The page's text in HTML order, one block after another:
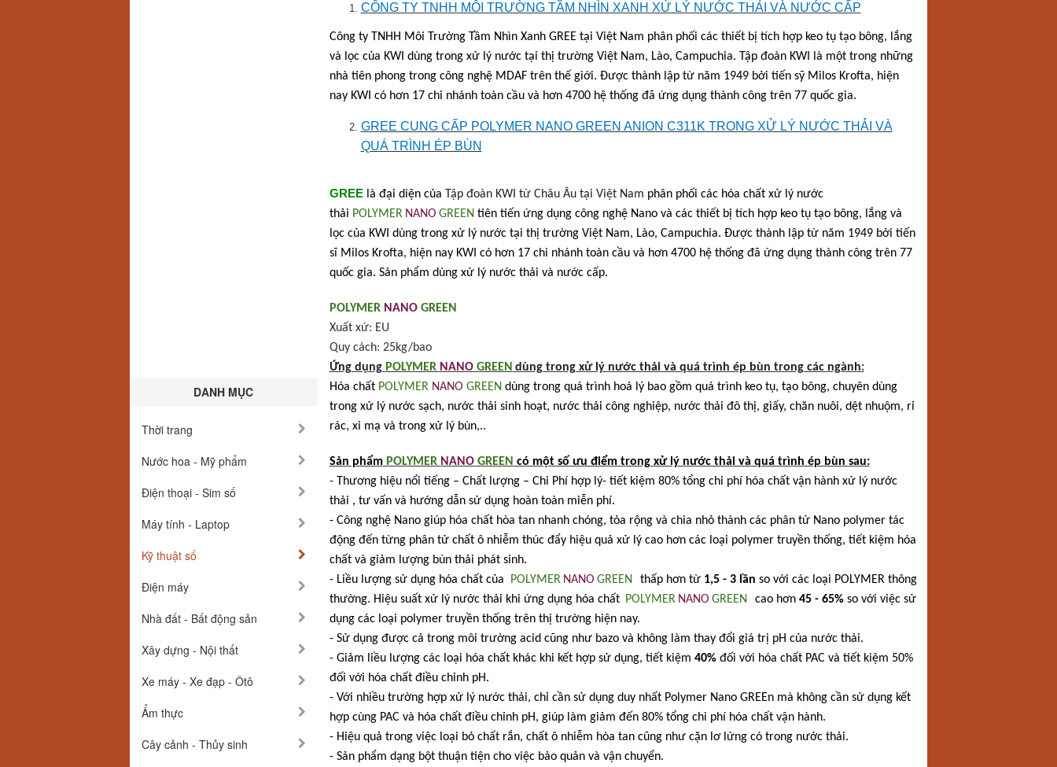
DANH MỤC
Thời trang
Nước hoa - Mỹ phẩm
Điện thoại - Sim số
Máy tính - Laptop
Kỹ thuật số
Điện máy
Nhà đất - Bất động sản
Xây dựng - Nội thất
Xe máy - Xe đạp - Ôtô
Ẩm thực
Cây cảnh - Thủy sinh
CÔNG TY TNHH MÔI TRƯỜNG TẦM NHÌN XANH XỬ LÝ NƯỚC THẢI VÀ NƯỚC CẤP
Công ty TNHH Môi Trường Tầm Nhìn Xanh GREE tại Việt Nam phân phối các thiết bị tích hợp keo tụ tạo bông, lắng
và lọc của KWI dùng trong xử lý nước tại thị trường Việt Nam, Lào, Campuchia. Tập đoàn KWI là một trong những
nhà tiên phong trong công nghệ MDAF trên thế giới. Được thành lập từ năm 1949 bởi tiến sỹ Milos Krofta, hiện
nay KWI có hơn 17 chi nhánh toàn cầu và hơn 4700 hệ thống đã ứng dụng thành công trên 77 quốc gia.
GREE CUNG CẤP POLYMER NANO GREEN ANION C311K TRONG XỬ LÝ NƯỚC THẢI VÀ
QUÁ TRÌNH ÉP BÙN
GREElà đại diện của Tập đoàn KWI từ Châu Âu tại Việt Nam phân phối các hóa chất xử lý nước
thải POLYMER NANO GREEN tiên tiến ứng dụng công nghệ Nano và các thiết bị tích hợp keo tụ tạo bông, lắng và
lọc của KWI dùng trong xử lý nước tại thị trường Việt Nam, Lào, Campuchia. Được thành lập từ năm 1949 bởi tiến
sĩ Milos Krofta, hiện nay KWI có hơn 17 chi nhánh toàn cầu và hơn 4700 hệ thống đã ứng dụng thành công trên 77
quốc gia. Sản phẩm dùng xử lý nước thải và nước cấp.
POLYMER NANOGREEN
Xuất xứ: EU
Quy cách: 25kg/bao
Ứng dụng POLYMER NANOGREEN dùng trong xử lý nước thải và quá trình ép bùn trong các ngành:
Hóa chấtPOLYMER NANO GREEN dùng trong quá trình hoá lý bao gồm quá trình keo tụ, tạo bông, chuyên dùng
trong xử lý nước sạch, nước thải sinh hoạt, nước thải công nghiệp, nước thải đô thị, giấy, chăn nuôi, dệt nhuộm, rỉ
rác, xi mạ và trong xử lý bùn,..
Sản phẩmPOLYMER NANOGREEN có một số ưu điểm trong xử lý nước thải và quá trình ép bùn sau:
- Thương hiệu nổi tiếng – Chất lượng – Chi Phí hợp lý- tiết kiệm 80% tổng chi phí hóa chất vận hành xử lý nước
thải , tư vấn và hướng dẫn sử dụng hoàn toàn miễn phí.
- Công nghệ Nano giúp hóa chất hòa tan nhanh chóng, tỏa rộng và chia nhỏ thành các phân tử Nano polymer tác
động đến từng phân tử chất ô nhiễm thúc đẩy hiệu quả xử lý cao hơn các loại polymer truyền thống, tiết kiệm hóa
chất và giảm lượng bùn thải phát sinh.
- Liều lượng sử dụng hóa chất của
POLYMER NANO GREEN thấp hơn từ 1,5 - 3 lần so với các loại POLYMER thông
thường. Hiệu suất xử lý nước thải khi ứng dụng hóa chất POLYMER NANO GREEN cao hơn 45 - 65%so với việc sử
dụng các loại polymer truyền thống trên thị trường hiện nay.
- Sử dụng được cả trong môi trường acid cũng như bazo và không làm thay đổi giá trị pH của nước thải.
- Giảm liều lượng các loại hóa chất khác khi kết hợp sử dụng, tiết kiệm 40%đối với hóa chất PAC và tiết kiệm 50%
đối với hóa chất điều chỉnh pH.
- Với nhiều trường hợp xử lý nước thải, chỉ cần sử dụng duy nhất Polymer Nano GREEn mà không cần sử dụng kết
hợp cùng PAC và hóa chất điều chỉnh pH, giúp làm giảm đến 80% tổng chi phí hóa chất vận hành.
- Hiệu quả trong việc loại bỏ chất rắn, chất ô nhiễm hòa tan cũng như cặn lơ lửng có trong nước thải.
- Sản phẩm dạng bột thuận tiện cho việc bảo quản và vận chuyển.